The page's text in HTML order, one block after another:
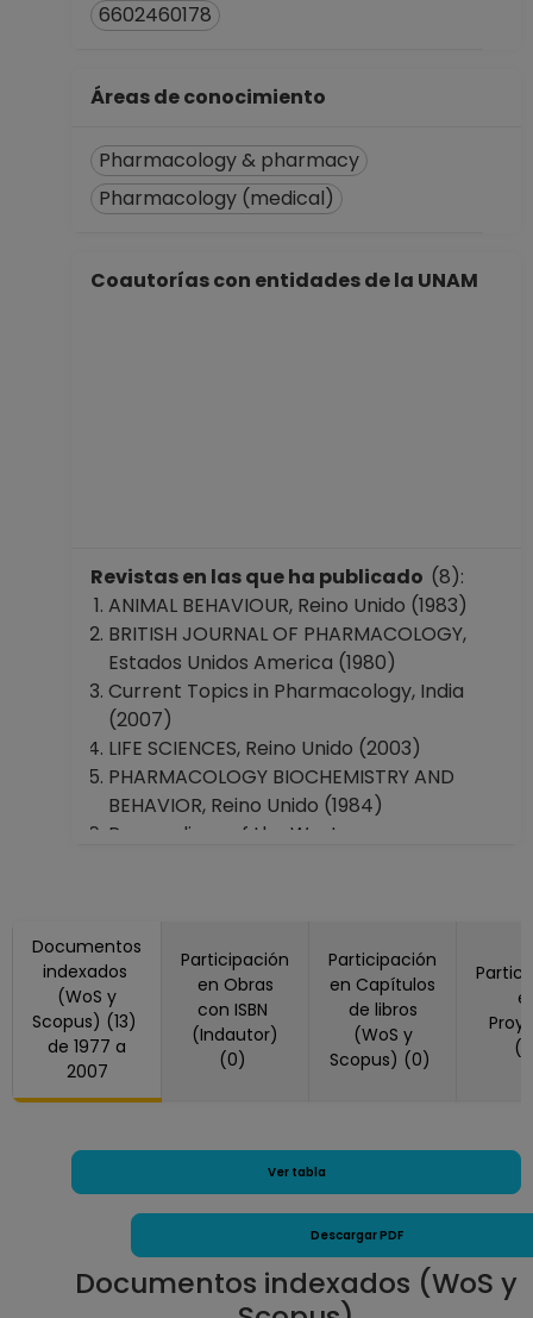
6602460178
Áreas de conocimiento
Pharmacology & pharmacy
Pharmacology (medical)
Coautorías con entidades de la UNAM
Revistas en las que ha publicado (8):
ANIMAL BEHAVIOUR, Reino Unido (1983)
BRITISH JOURNAL OF PHARMACOLOGY,
Estados Unidos America (1980)
Current Topics in Pharmacology, India
(2007)
LIFE SCIENCES, Reino Unido (2003)
PHARMACOLOGY BIOCHEMISTRY AND
BEHAVIOR, Reino Unido (1984)
Proceedings of the Western
America (1977, 1979, 1988)
Q J EXP PSYCHOL-B, (1981)
Documentos
indexados
(WoS y
Scopus) (13)
de 1977 a
2007
Participación
en Obras
con ISBN
(Indautor)
(0)
Participación
en Capítulos
de libros
(WoS y
Scopus) (0)
Ver tabla
Descargar PDF
Documentos indexados (WoS y